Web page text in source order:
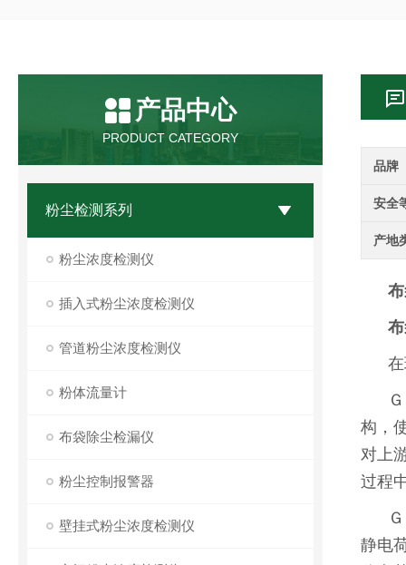
产品中心
PRODUCT CATEGORY
粉尘检测系列
粉尘浓度检测仪
插入式粉尘浓度检测仪
管道粉尘浓度检测仪
粉体流量计
布袋除尘检漏仪
粉尘控制报警器
壁挂式粉尘浓度检测仪
品牌
安全
产地
构，
对上
过程
静电